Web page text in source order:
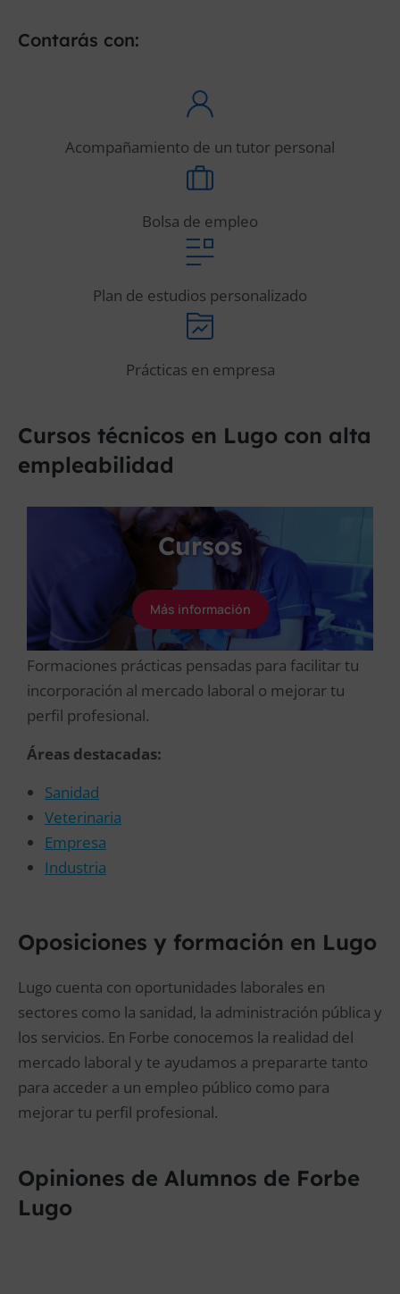
Contarás con:
Acompañamiento de un tutor personal
Bolsa de empleo
Plan de estudios personalizado
Prácticas en empresa
Cursos técnicos en Lugo con alta
empleabilidad
Cursos
Más información
Formaciones prácticas pensadas para facilitar tu
incorporación al mercado laboral o mejorar tu
perfil profesional.
Áreas destacadas:
Sanidad
Veterinaria
Empresa
Industria
Oposiciones y formación en Lugo
Lugo cuenta con oportunidades laborales en
sectores como la sanidad, la administración pública y
los servicios. En Forbe conocemos la realidad del
mercado laboral y te ayudamos a prepararte tanto
para acceder a un empleo público como para
mejorar tu perfil profesional.
Opiniones de Alumnos de Forbe
Lugo